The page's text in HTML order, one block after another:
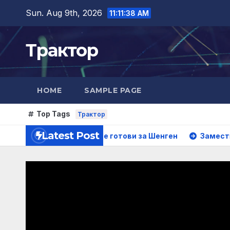
content
Sun. Aug 9th, 2026 11:11:39 AM
Трактор
HOME SAMPLE PAGE
Top Tags Трактор
Latest Post
за да сме готови за Шенген Заместник-